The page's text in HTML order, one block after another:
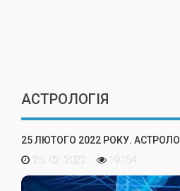
АСТРОЛОГІЯ
25 ЛЮТОГО 2022 РОКУ.
25. 02. 2022
19154